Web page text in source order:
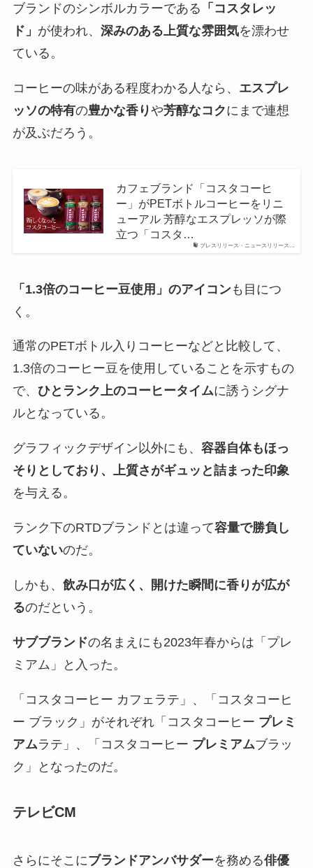
ブランドのシンボルカラーである 「コスタレッ
ド」 が使われ、 深みのある上質な雰囲気を漂わせ
ている。
コーヒーの味がある程度わかる人なら、 エスプレ
ッソの特有の豊かな香りや芳醇なコクにまで連想
が及ぶだろう。
プレスリリース・ニュースリリース…
カフェブランド「コスタコーヒ
ー」がPETボトルコーヒーをリニ
ューアル 芳醇なエスプレッソが際
立つ「コスタ…
「1.3倍のコーヒー豆使用」のアイコンも目につ
く。
通常のPETボトル入りコーヒーなどと比較して、
1.3倍のコーヒー豆を使用していることを示すもの
で、 ひとランク上のコーヒータイムに誘うシグナ
ルとなっている。
グラフィックデザイン以外にも、 容器自体もほっ
そりとしており、上質さがギュッと詰まった印象
を与える。
ランク下のRTDブランドとは違って容量で勝負し
ていないのだ。
しかも、 飲み口が広く、開けた瞬間に香りが広が
るのだという。
サブブランドの名まえにも2023年春からは「プレ
ミアム」と入った。
「コスタコーヒー カフェラテ」、「コスタコーヒ
ー ブラック」がそれぞれ「コスタコーヒー プレミ
アムラテ」、「コスタコーヒー プレミアムブラッ
ク」となったのだ。
テレビCM
さらにそこにブランドアンバサダーを務める俳優